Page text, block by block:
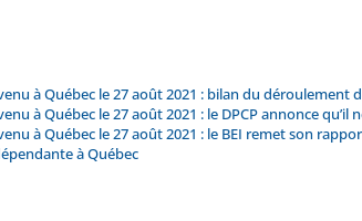
à Québec le 27 août 2021 : bilan du déroulement
à Québec le 27 août 2021 : le DPCP annonce qu’il
à Québec le 27 août 2021 : le BEI remet son
à Québec